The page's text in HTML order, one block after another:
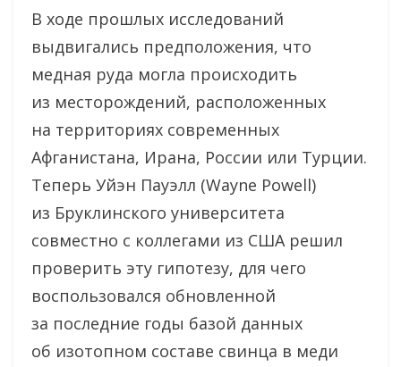
В ходе прошлых исследований
выдвигались предположения, что
медная руда могла происходить
из месторождений, расположенных
на территориях современных
Афганистана, Ирана, России или Турции.
Теперь Уйэн Пауэлл (Wayne Powell)
из Бруклинского университета
совместно с коллегами из США решил
проверить эту гипотезу, для чего
воспользовался обновленной
за последние годы базой данных
об изотопном составе свинца в меди